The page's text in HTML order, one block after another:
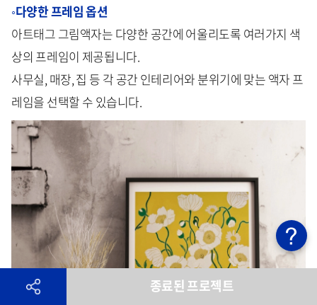
◦다양한 프레임 옵션
아트태그 그림액자는 다양한 공간에 어울리도록 여러가지 색
상의 프레임이 제공됩니다.
사무실, 매장, 집 등 각 공간 인테리어와 분위기에 맞는 액자 프
레임을 선택할 수 있습니다.
종료된 프로젝트